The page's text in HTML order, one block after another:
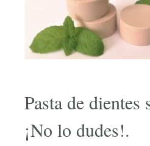
Pasta de dientes
¡No lo dudes!.